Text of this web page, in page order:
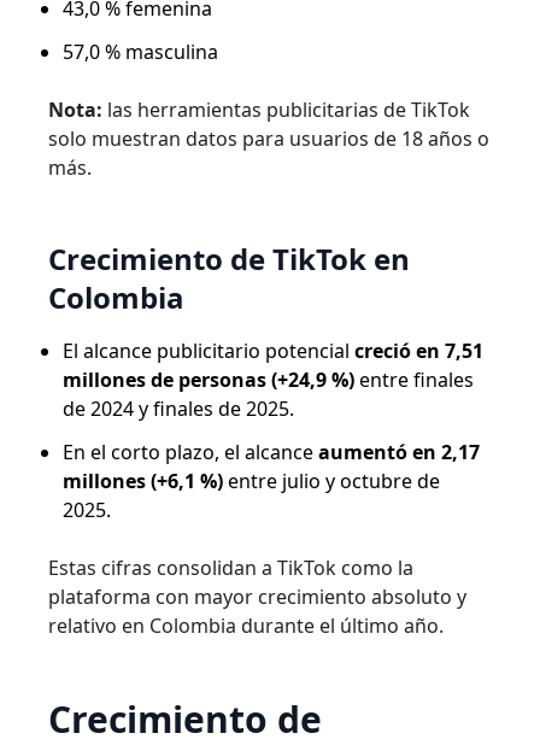
43,0 % femenina
57,0 % masculina
Nota: las herramientas publicitarias de TikTok
solo muestran datos para usuarios de 18 años o
más.
Crecimiento de TikTok en
Colombia
El alcance publicitario potencial creció en 7,51
millones de personas (+24,9 %)entre finales
de 2024 y finales de 2025.
En el corto plazo, el alcanceaumentó en 2,17
millones (+6,1 %)entre julio y octubre de
2025.
Estas cifras consolidan a TikTok como la
plataforma con mayor crecimiento absoluto y
relativo en Colombia durante el último año.
Crecimiento de